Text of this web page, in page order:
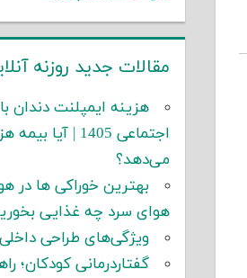
مقالات جدید روزنه
هزینه ایمپلنت دندان
اجتماعی 1405 |
می‌دهد؟
بهترین خوراکی ها در
هوای سرد چه غذایی
ویژگی‌های طراحی
گفتاردرمانی کودکان؛